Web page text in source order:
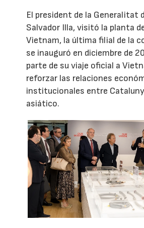
El president de la Generalitat
Salvador Illa, visitó la planta
Vietnam, la última filial de la
se inauguró en diciembre de
parte de su viaje oficial a
reforzar las relaciones
institucionales entre
asiático.